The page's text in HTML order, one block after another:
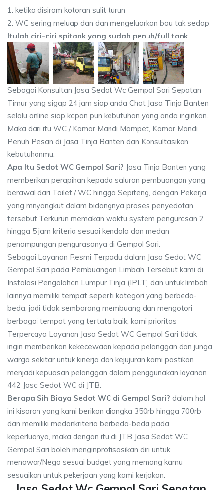
1. ketika disiram kotoran sulit turun
2. WC sering meluap dan dan mengeluarkan bau tak sedap
Itulah ciri-ciri spitank yang sudah penuh/full tank
Sebagai Konsultan Jasa Sedot Wc Gempol Sari Sepatan
Timur yang sigap 24 jam siap anda Chat Jasa Tinja Banten
selalu online siap kapan pun kebutuhan yang anda inginkan.
Maka dari itu WC / Kamar Mandi Mampet, Kamar Mandi
Penuh Pesan di Jasa Tinja Banten dan Konsultasikan
kebutuhanmu.
Apa Itu Sedot WC Gempol Sari? Jasa Tinja Banten yang
memberikan perapihan kepada saluran pembuangan yang
berawal dari Toilet / WC hingga Sepiteng, dengan Pekerja
yang mnyangkut dalam bidangnya proses penyedotan
tersebut Terkurun memakan waktu system pengurasan 2
hingga 5 jam kriteria sesuai kendala dan medan
penampungan pengurasanya di Gempol Sari.
Sebagai Layanan Resmi Terpadu dalam Jasa Sedot WC
Gempol Sari pada Pembuangan Limbah Tersebut kami di
Instalasi Pengolahan Lumpur Tinja (IPLT) dan untuk limbah
lainnya memiliki tempat seperti kategori yang berbeda-
beda, jadi tidak sembarang membuang dan mengotori
berbagai tempat yang tertata baik, kami prioritas
Terpercaya Layanan Jasa Sedot WC Gempol Sari tidak
ingin memberikan kekecewaan kepada pelanggan dan junga
warga sekitar untuk kinerja dan kejujuran kami pastikan
menjadi kepuasan pelanggan dalam penggunakan layanan
442 Jasa Sedot WC di JTB.
Berapa Sih Biaya Sedot WC di Gempol Sari? dalam hal
ini kisaran yang kami berikan diangka 350rb hingga 700rb
dan memiliki medankriteria berbeda-beda pada
keperluanya, maka dengan itu di JTB Jasa Sedot WC
Gempol Sari boleh menginprofisasikan diri untuk
menawar/Nego sesuai budget yang memang kamu
sesuaikan untuk pekerjaan yang kami kerjakan.